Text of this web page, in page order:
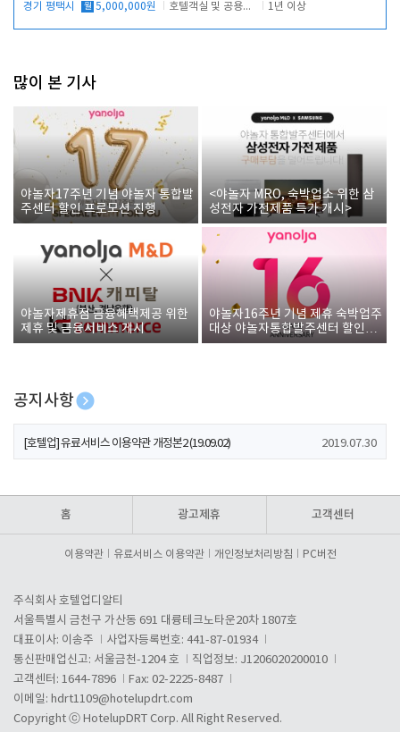
경기 평택시 월 5,000,000원 호텔객실 및 공용시설 청소 관리 1년 이상
많이 본 기사
야놀자17주년 기념 야놀자 통합발
주센터 할인 프로모션 진행
<야놀자 MRO, 숙박업소 위한 삼
성전자 가전제품 특가 개시>
야놀자제휴점 금융혜택제공 위한
제휴 및 금융서비스 게시
야놀자16주년 기념 제휴 숙박업주
대상 야놀자통합발주센터 할인쿠
폰 증정
공지사항
[호텔업] 개인정보 처리방침 개정본1 (19.09.02)
[호텔업] 유료서비스 이용약관 개정본2 (19.09.02) 2019.07.30
홈 광고제휴 고객센터
이용약관 유료서비스 이용약관 개인정보처리방침 PC버전
주식회사 호텔업디알티
서울특별시 금천구 가산동 691 대륭테크노타운20차 1807호
대표이사: 이송주
사업자등록번호: 441-87-01934
통신판매업신고: 서울금천-1204 호
직업정보: J1206020200010
고객센터: 1644-7896
Fax: 02-2225-8487
이메일: hdrt1109@hotelupdrt.com
Copyright ⓒ HotelupDRT Corp. All Right Reserved.